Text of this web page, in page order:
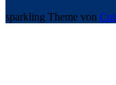
sparkling Theme von